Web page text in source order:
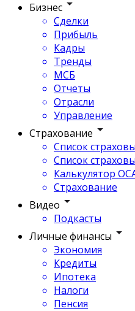
Бизнес
Сделки
Прибыль
Кадры
Тренды
МСБ
Отчеты
Отрасли
Управление
Страхование
Список
Список
Калькулятор
Страхование
Видео
Подкасты
Личные финансы
Экономия
Кредиты
Ипотека
Налоги
Пенсия